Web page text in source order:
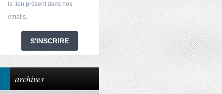
le lien présent dans nos
emails.
S'INSCRIRE
archives